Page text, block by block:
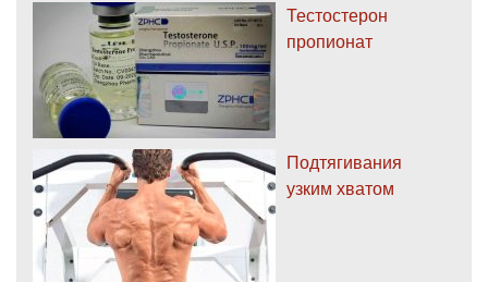
Тестостерон
пропионат
Подтягивания
узким хватом